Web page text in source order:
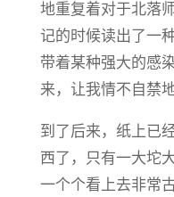
地重复着对于北落
记的时候读出了一
带着某种强大的感
来，让我情不自禁
到了后来，纸上已
西了，只有一大坨
一个个看上去非常